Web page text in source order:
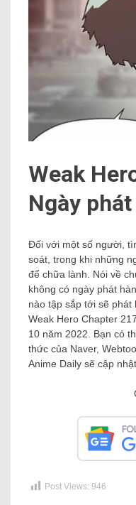
Weak
Ngày
Đối với một số người,
soát, trong khi những
để chữa lành. Nói về
không có ngày phát
nào tập sắp tới sẽ
Weak Hero Chapter
10 năm 2022. Bạn có
thức của Naver,
Anime Daily sẽ cập
Post Views: 946